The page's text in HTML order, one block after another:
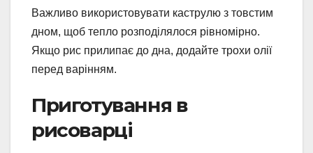
Важливо використовувати каструлю з товстим
дном, щоб тепло розподілялося рівномірно.
Якщо рис прилипає до дна, додайте трохи олії
перед варінням.
Приготування в
рисоварці